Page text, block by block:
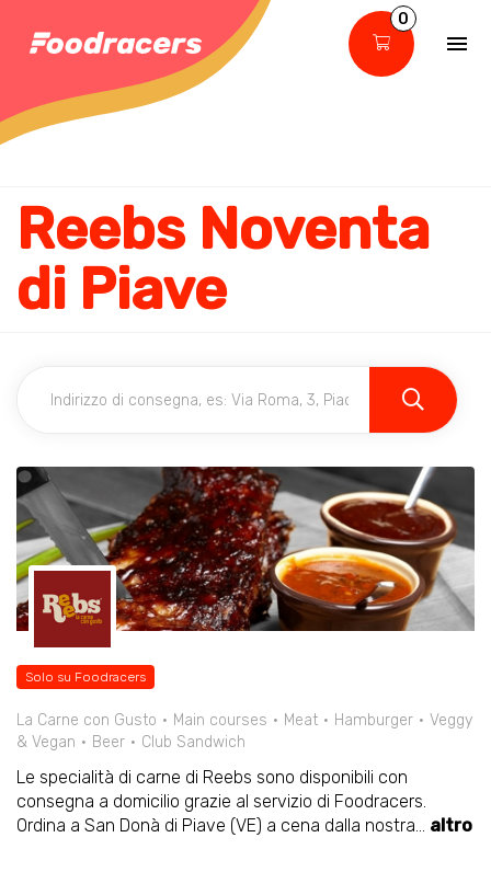
0
Reebs Noventa
di Piave
Solo su Foodracers
La Carne con Gusto Main courses Meat Hamburger
Veggy
& Vegan
Beer Club Sandwich
Le specialità di carne di Reebs sono disponibili con
consegna a domicilio grazie al servizio di Foodracers.
Ordina a San Donà di Piave (VE) a cena dalla nostra... altro